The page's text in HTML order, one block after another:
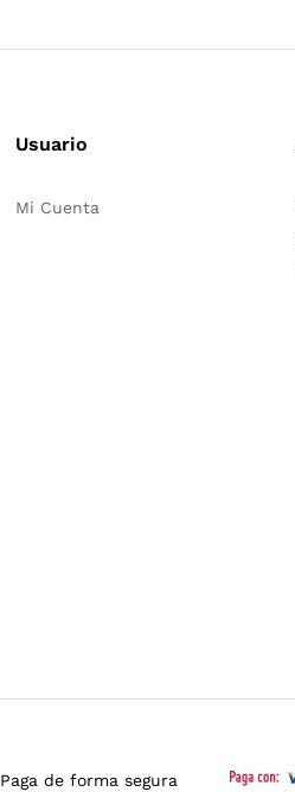
Usuario
Mi Cuenta
Paga de forma segura